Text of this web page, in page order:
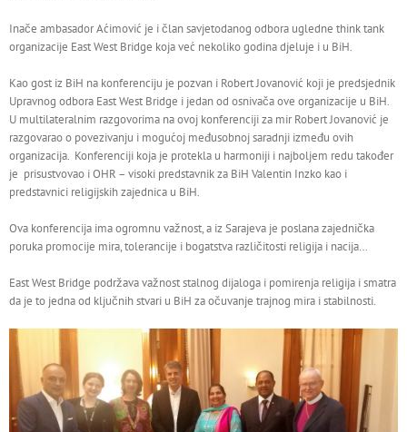
Inače ambasador Aćimović je i član savjetodanog odbora ugledne think tank
organizacije East West Bridge koja već nekoliko godina djeluje i u BiH.
Kao gost iz BiH na konferenciju je pozvan i Robert Jovanović koji je predsjednik
Upravnog odbora East West Bridge i jedan od osnivača ove organizacije u BiH.
U multilateralnim razgovorima na ovoj konferenciji za mir Robert Jovanović je
razgovarao o povezivanju i mogućoj međusobnoj saradnji između ovih
organizacija. Konferenciji koja je protekla u harmoniji i najboljem redu također
je prisustvovao i OHR – visoki predstavnik za BiH Valentin Inzko kao i
predstavnici religijskih zajednica u BiH.
Ova konferencija ima ogromnu važnost, a iz Sarajeva je poslana zajednička
poruka promocije mira, tolerancije i bogatstva različitosti religija i nacija…
East West Bridge podržava važnost stalnog dijaloga i pomirenja religija i smatra
da je to jedna od ključnih stvari u BiH za očuvanje trajnog mira i stabilnosti.